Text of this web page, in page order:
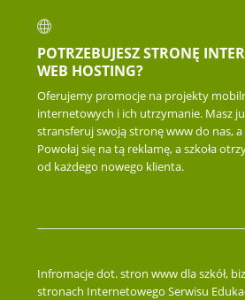
POTRZEBUJESZ STRONĘ
WEB HOSTING?
Oferujemy promocje na projekty
internetowych i ich utrzymanie. Masz
stransferuj swoją stronę www do nas,
Powołaj się na tą reklamę, a szkoła
od każdego nowego klienta.
Infromacje dot. stron www dla szkół,
stronach Internetowego Serwisu